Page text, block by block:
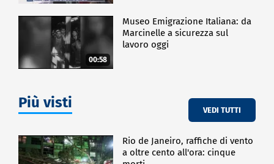
00:58
Museo Emigrazione Italiana: da
Marcinelle a sicurezza sul
lavoro oggi
Più visti VEDI TUTTI
Rio de Janeiro, raffiche di vento
a oltre cento all'ora: cinque